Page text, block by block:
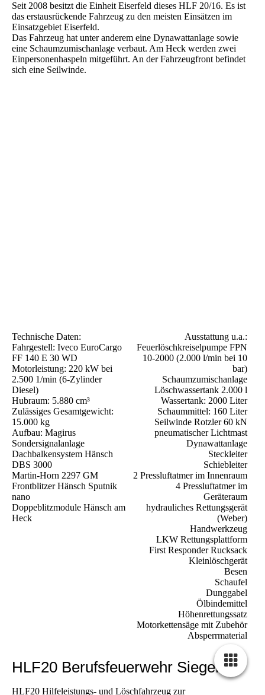
Seit 2008 besitzt die Einheit Eiserfeld dieses HLF 20/16. Es ist
das erstausrückende Fahrzeug zu den meisten Einsätzen im
Einsatzgebiet Eiserfeld.
Das Fahrzeug hat unter anderem eine Dynawattanlage sowie
eine Schaumzumischanlage verbaut. Am Heck werden zwei
Einpersonenhaspeln mitgeführt. An der Fahrzeugfront befindet
sich eine Seilwinde.
Technische Daten:
Fahrgestell: Iveco EuroCargo
FF 140 E 30 WD
Motorleistung: 220 kW bei
2.500 1/min (6-Zylinder
Diesel)
Hubraum: 5.880 cm³
Zulässiges Gesamtgewicht:
15.000 kg
Aufbau: Magirus
Sondersignalanlage
Dachbalkensystem Hänsch
DBS 3000
Martin-Horn 2297 GM
Frontblitzer Hänsch Sputnik
nano
Doppeblitzmodule Hänsch am
Heck
Ausstattung u.a.:
Feuerlöschkreiselpumpe FPN
10-2000 (2.000 l/min bei 10
bar)
Schaumzumischanlage
Löschwassertank 2.000 l
Wassertank: 2000 Liter
Schaummittel: 160 Liter
Seilwinde Rotzler 60 kN
pneumatischer Lichtmast
Dynawattanlage
Steckleiter
Schiebleiter
2 Pressluftatmer im Innenraum
4 Pressluftatmer im
Geräteraum
hydrauliches Rettungsgerät
(Weber)
Handwerkzeug
LKW Rettungsplattform
First Responder Rucksack
Kleinlöschgerät
Besen
Schaufel
Dunggabel
Ölbindemittel
Höhenrettungssatz
Motorkettensäge mit Zubehör
Absperrmaterial
HLF20 Berufsfeuerwehr Siegen
HLF20 Hilfeleistungs- und Löschfahrzeug zur